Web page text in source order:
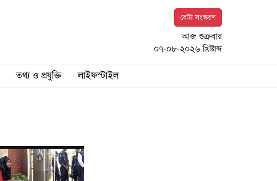
বেটা সংস্করণ
আজ শুক্রবার
০৭-০৮-২০২৬ খ্রিষ্টাব্দ
তথ্য ও প্রযুক্তি লাইফস্টাইল